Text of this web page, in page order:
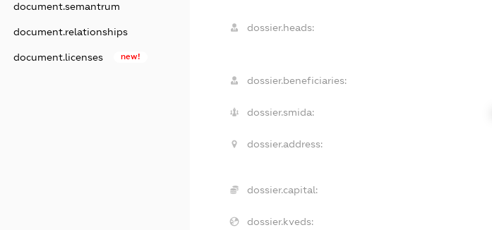
document.semantrum
document.relationships
document.licenses new!
dossier.heads:
dossier.beneficiaries:
dossier.smida:
dossier.address:
dossier.capital:
dossier.kveds: